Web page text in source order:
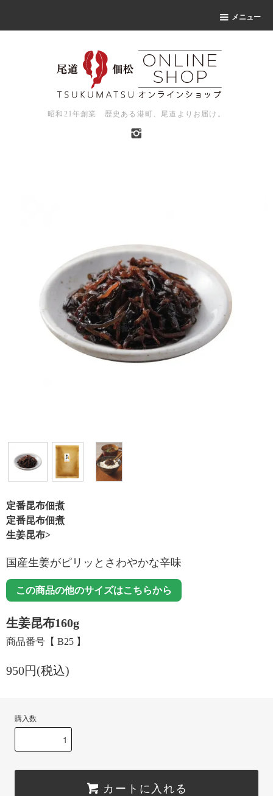
メニュー
昭和21年創業 歴史ある港町、尾道よりお届け。
定番昆布佃煮
定番昆布佃煮
生姜昆布>
国産生姜がピリッとさわやかな辛味
この商品の他のサイズはこちらから
生姜昆布160g
商品番号【 B25 】
950円(税込)
購入数
カートに入れる